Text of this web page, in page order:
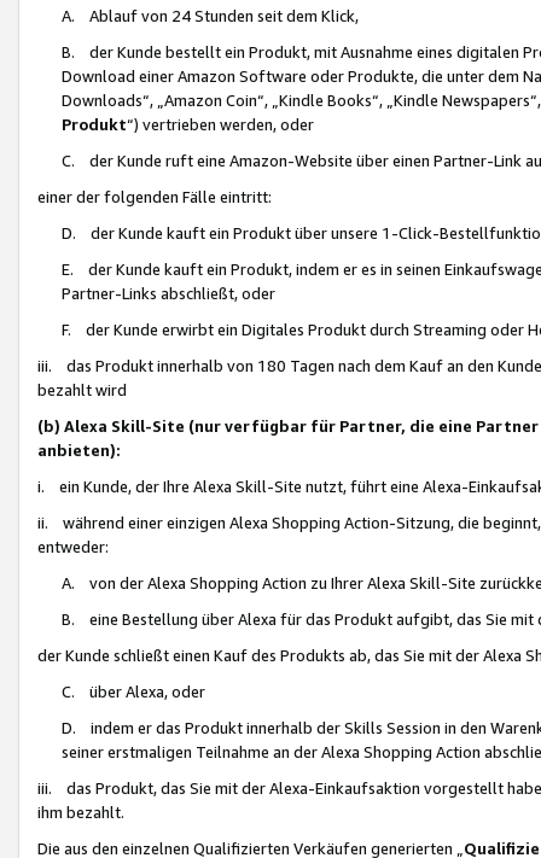
A. Ablauf von 24 Stunden seit dem Klick,
B. der Kunde bestellt ein Produkt, mit Ausnahme eines digitalen
Download einer Amazon Software oder Produkte, die unter dem
Downloads“, „Amazon Coin“, „Kindle Books“, „Kindle
Produkt“) vertrieben werden, oder
C. der Kunde ruft eine Amazon-Website über einen Partner-Link
einer der folgenden Fälle eintritt:
D. der Kunde kauft ein Produkt über unsere 1-Click-
E. der Kunde kauft ein Produkt, indem er es in seinen
Partner-Links abschließt, oder
F. der Kunde erwirbt ein Digitales Produkt durch Streaming oder
iii. das Produkt innerhalb von 180 Tagen nach dem Kauf an den
bezahlt wird
(b) Alexa Skill-Site (nur verfügbar für Partner, die eine
anbieten):
i. ein Kunde, der Ihre Alexa Skill-Site nutzt, führt eine Alexa-
ii. während einer einzigen Alexa Shopping Action-Sitzung, die
entweder:
A. von der Alexa Shopping Action zu Ihrer Alexa Skill-Site
B. eine Bestellung über Alexa für das Produkt aufgibt, das Sie mit
der Kunde schließt einen Kauf des Produkts ab, das Sie mit der Alexa
C. über Alexa, oder
D. indem er das Produkt innerhalb der Skills Session in den
seiner erstmaligen Teilnahme an der Alexa Shopping Action
iii. das Produkt, das Sie mit der Alexa-Einkaufsaktion vorgestellt
ihm bezahlt.
Die aus den einzelnen Qualifizierten Verkäufen generierten „